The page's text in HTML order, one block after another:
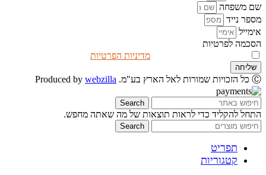
שם משפחה
מספר נייד
אימייל
הסכמה לפרטיות
מדיניות הפרטיות
שליחה
Ⓒ כל הזכויות שמורות לאל הארץ בע"מ. Produced by webzilla
Search
התחל להקליד כדי לראות תוצאות של מה שאתה מחפש.
Search
תפריט
קטגוריות